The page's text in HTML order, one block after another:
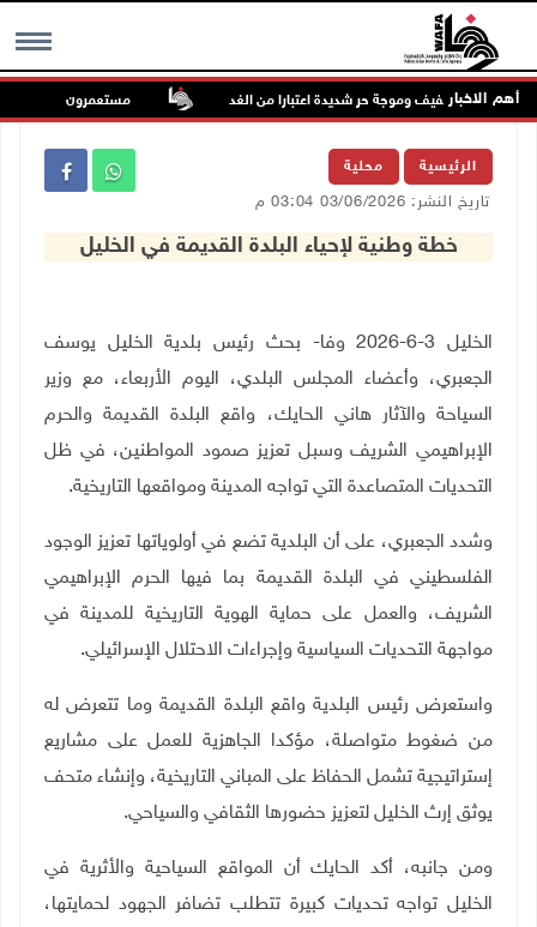
MENU أهم الاخبار
ارتفاع طفيف وموجة حر شديدة اعتبارا من الغد مستعمرون يهاجمون
الرئيسية محلية
تاريخ النشر: 03/06/2026 03:04 م
خطة وطنية لإحياء البلدة القديمة في الخليل
الخليل 3-6-2026 وفا- بحث رئيس بلدية الخليل يوسف
الجعبري، وأعضاء المجلس البلدي، اليوم الأربعاء، مع وزير
السياحة والآثار هاني الحايك، واقع البلدة القديمة والحرم
الإبراهيمي الشريف وسبل تعزيز صمود المواطنين، في ظل
التحديات المتصاعدة التي تواجه المدينة ومواقعها التاريخية.
وشدد الجعبري، على أن البلدية تضع في أولوياتها تعزيز الوجود
الفلسطيني في البلدة القديمة بما فيها الحرم الإبراهيمي
الشريف، والعمل على حماية الهوية التاريخية للمدينة في
مواجهة التحديات السياسية وإجراءات الاحتلال الإسرائيلي.
واستعرض رئيس البلدية واقع البلدة القديمة وما تتعرض له
من ضغوط متواصلة، مؤكدا الجاهزية للعمل على مشاريع
إستراتيجية تشمل الحفاظ على المباني التاريخية، وإنشاء متحف
يوثق إرث الخليل لتعزيز حضورها الثقافي والسياحي.
ومن جانبه، أكد الحايك أن المواقع السياحية والأثرية في
الخليل تواجه تحديات كبيرة تتطلب تضافر الجهود لحمايتها،